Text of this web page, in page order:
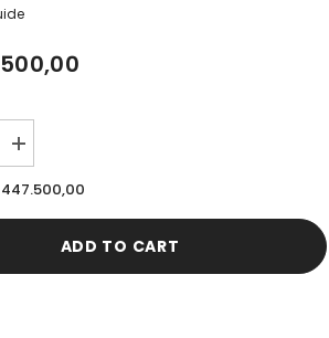
Increase
quantity
for
Cardinal
Celana
447.500,00
ADD TO CART